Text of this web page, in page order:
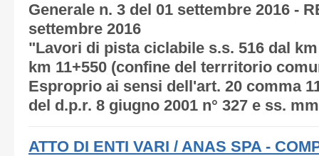
Generale n. 3 del 01 settembre 2016 -
settembre 2016
"Lavori di pista ciclabile s.s. 516 dal
km 11+550 (confine del terrritorio
Esproprio ai sensi dell'art. 20 comma
del d.p.r. 8 giugno 2001 n° 327 e ss.
ATTO DI ENTI VARI / ANAS SPA -